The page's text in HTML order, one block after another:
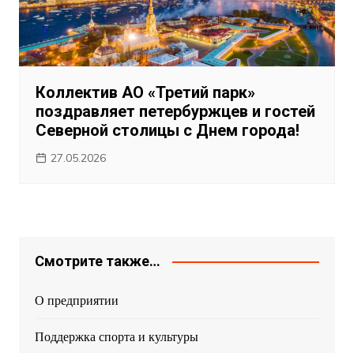
Коллектив АО «Третий парк»
поздравляет петербуржцев и гостей
Северной столицы с Днем города!
27.05.2026
Смотрите также…
О предприятии
Поддержка спорта и культуры